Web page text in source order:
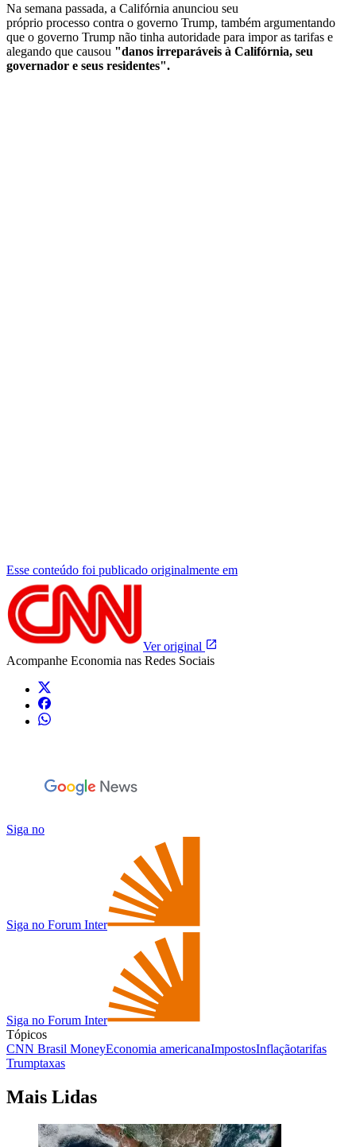
Na semana passada, a Califórnia anunciou seu
próprio processo contra o governo Trump, também argumentando
que o governo Trump não tinha autoridade para impor as tarifas e
alegando que causou "danos irreparáveis à Califórnia, seu
governador e seus residentes".
Esse conteúdo foi publicado originalmente em
Ver original
Acompanhe Economia nas Redes Sociais
Siga no
Siga no Forum Inter
Siga no Forum Inter
Tópicos
CNN Brasil MoneyEconomia americanaImpostosInflaçãotarifas
Trumptaxas
Mais Lidas